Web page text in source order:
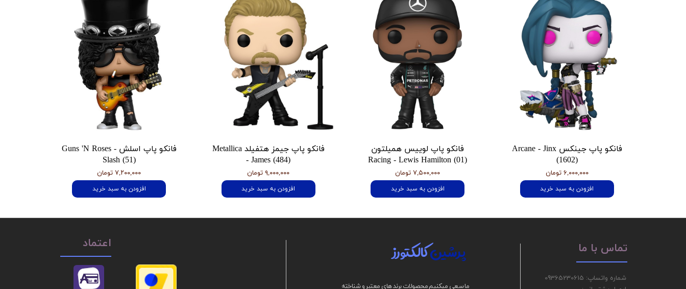
فانکو پاپ جینکس Arcane - Jinx
(1602)
۶,۰۰۰,۰۰۰ تومان
افزودن به سبد خرید
فانکو پاپ لوییس همیلتون
Racing - Lewis Hamilton (01)
۷,۵۰۰,۰۰۰ تومان
افزودن به سبد خرید
فانکو پاپ جیمز هتفیلد Metallica
- James (484)
۹,۰۰۰,۰۰۰ تومان
افزودن به سبد خرید
فانکو پاپ اسلش Guns 'N Roses -
Slash (51)
۷,۲۰۰,۰۰۰ تومان
افزودن به سبد خرید
ما سعی میکنیم محصولات برند های معتبر و شناخته
پرشینکالکتورز
شماره واتساپ: 09365230615
تماس با ما اعتماد